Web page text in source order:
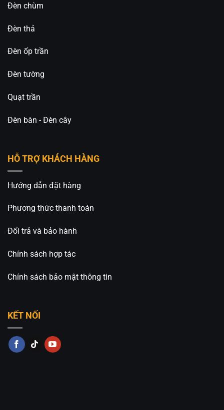
Đèn chùm
Đèn thả
Đèn ốp trần
Đèn tường
Quạt trần
Đèn bàn - Đèn cây
HỖ TRỢ KHÁCH HÀNG
Hướng dẫn đặt hàng
Phương thức thanh toán
Đổi trả và bảo hành
Chính sách hợp tác
Chính sách bảo mật thông tin
KẾT NỐI